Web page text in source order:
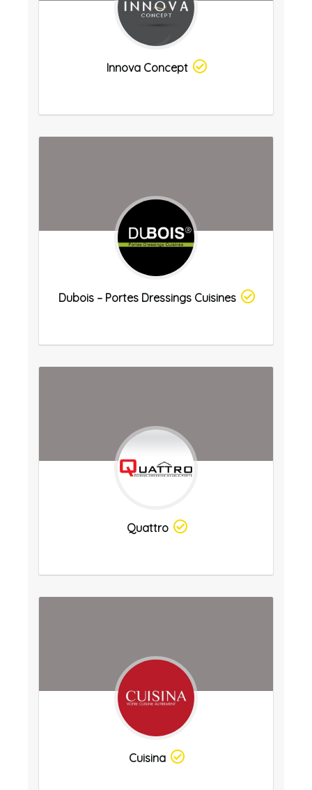
Innova Concept
Dubois – Portes Dressings Cuisines
Quattro
Cuisina